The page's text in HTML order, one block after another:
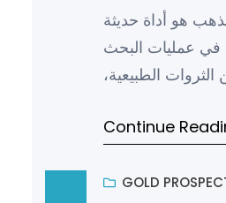
هو أداة حديثة
عمليات البحث
الطبيعية،
Continue
GOLD